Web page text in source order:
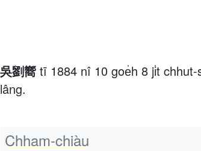
吳劉嚮 tī 1884 nî 10 goe̍h 8 ji̍t
lâng.
Chham-chiàu